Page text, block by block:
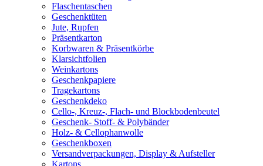
Flaschentaschen
Geschenktüten
Jute, Rupfen
Präsentkarton
Korbwaren & Präsentkörbe
Klarsichtfolien
Weinkartons
Geschenkpapiere
Tragekartons
Geschenkdeko
Cello-, Kreuz-, Flach- und Blockbodenbeutel
Geschenk- Stoff- & Polybänder
Holz- & Cellophanwolle
Geschenkboxen
Versandverpackungen, Display & Aufsteller